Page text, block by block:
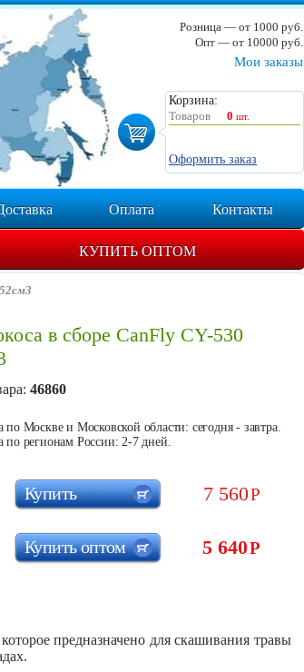
Мои заказы
Корзина:
Товаров
0 шт.
Оформить заказ
Розница — от 1000 руб.
Опт — от 10000 руб.
Оплата Контакты
КУПИТЬ ОПТОМ
в сборе CanFly CY-530
46860
по Москве и Московской области: сегодня - завтра.
по регионам России: 2-7 дней.
7 560Р
Купить
5 640Р
Купить оптом
предназначено для скашивания травы